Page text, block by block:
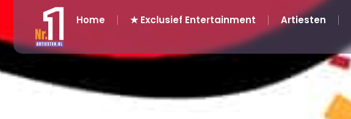
Home ★ Exclusief Entertainment Artiesten